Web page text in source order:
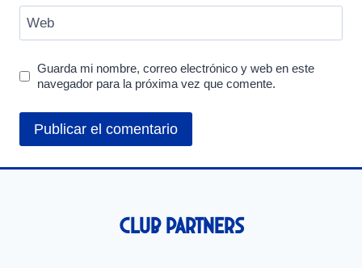
Web
Guarda mi nombre, correo electrónico y web en este
navegador para la próxima vez que comente.
Club Partners